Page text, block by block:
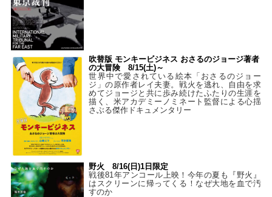
吹替版 モンキービジネス おさるのジョージ著者
の大冒険 8/15(土)～
世界中で愛されている絵本「おさるのジョー
ジ」の原作者レイ夫妻。戦火を逃れ、自由を求
めてジョージと共に歩み続けたふたりの生涯を
描く、米アカデミーノミネート監督による心揺
さぶる傑作ドキュメンタリー
野火 8/16(日)1日限定
戦後81年アンコール上映！今年の夏も『野火』
はスクリーンに帰ってくる！なぜ大地を血で汚
すのか